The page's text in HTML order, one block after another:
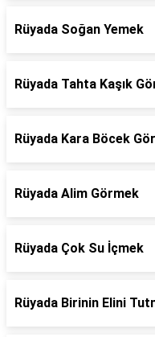
Rüyada Soğan Yemek
Rüyada Tahta Kaşık
Rüyada Kara Böcek
Rüyada Alim Görmek
Rüyada Çok Su İçmek
Rüyada Birinin Elini